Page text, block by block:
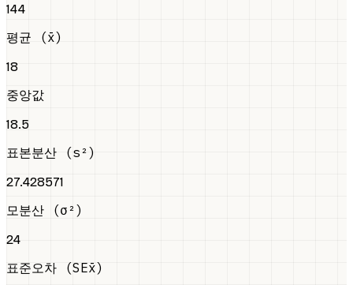
144
평균 (x̄)
18
중앙값
18.5
표본분산 (s²)
27.428571
모분산 (σ²)
24
표준오차 (SEx̄)